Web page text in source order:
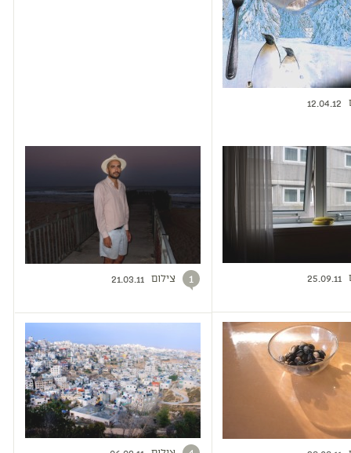
12.04.12
25.09.11
1 צילום 21.03.11